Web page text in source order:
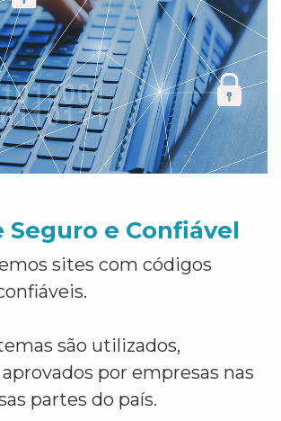
Seguro e Confiável
sites com códigos
são utilizados,
por empresas nas
partes do país.